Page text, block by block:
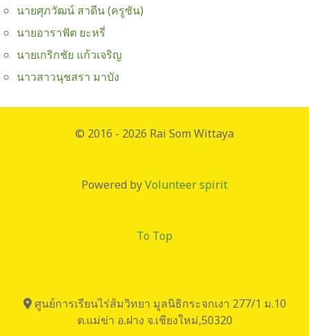
นายศุภวัฒน์ สาดีน (ครูซัน)
นายอาราฟัต ยะหรี่
นายเกริกชัย แก้วเจริญ
นาวสาวนุชสรา มาบัง
© 2016 - 2026 Rai Som Wittaya
Powered byVolunteer spirit
To Top
ศูนย์การเรียนไร่ส้มวิทยา มูลนิธิกระจกเงา 277/1 ม.10
ต.แม่ข่า อ.ฝาง จ.เชียงใหม่,50320